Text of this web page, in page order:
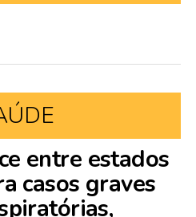
entre estados
casos graves